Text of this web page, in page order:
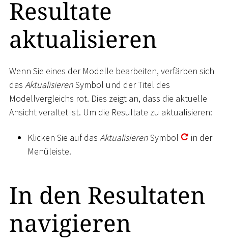
Resultate
aktualisieren
Wenn Sie eines der Modelle bearbeiten, verfärben sich
das AktualisierenSymbol und der Titel des
Modellvergleichs rot. Dies zeigt an, dass die aktuelle
Ansicht veraltet ist. Um die Resultate zu aktualisieren:
Klicken Sie auf das AktualisierenSymbol
in der
Menüleiste.
In den Resultaten
navigieren